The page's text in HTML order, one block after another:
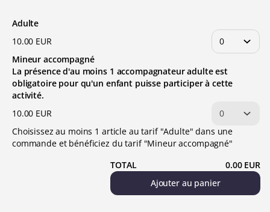
Adulte
10.00 EUR
Mineur accompagné
La présence d'au moins 1 accompagnateur adulte est
obligatoire pour qu'un enfant puisse participer à cette
activité.
10.00 EUR
Choisissez au moins 1 article au tarif "Adulte" dans une
commande et bénéficiez du tarif "Mineur accompagné"
TOTAL
0.00 EUR
Ajouter au panier